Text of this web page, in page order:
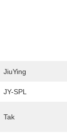
JiuYing
JY-SPL
Tak